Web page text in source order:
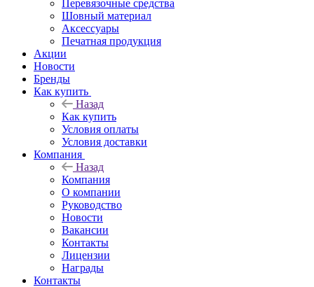
Перевязочные средства
Шовный материал
Аксессуары
Печатная продукция
Акции
Новости
Бренды
Как купить
Назад
Как купить
Условия оплаты
Условия доставки
Компания
Назад
Компания
О компании
Руководство
Новости
Вакансии
Контакты
Лицензии
Награды
Контакты